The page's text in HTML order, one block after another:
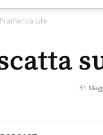
Life
31